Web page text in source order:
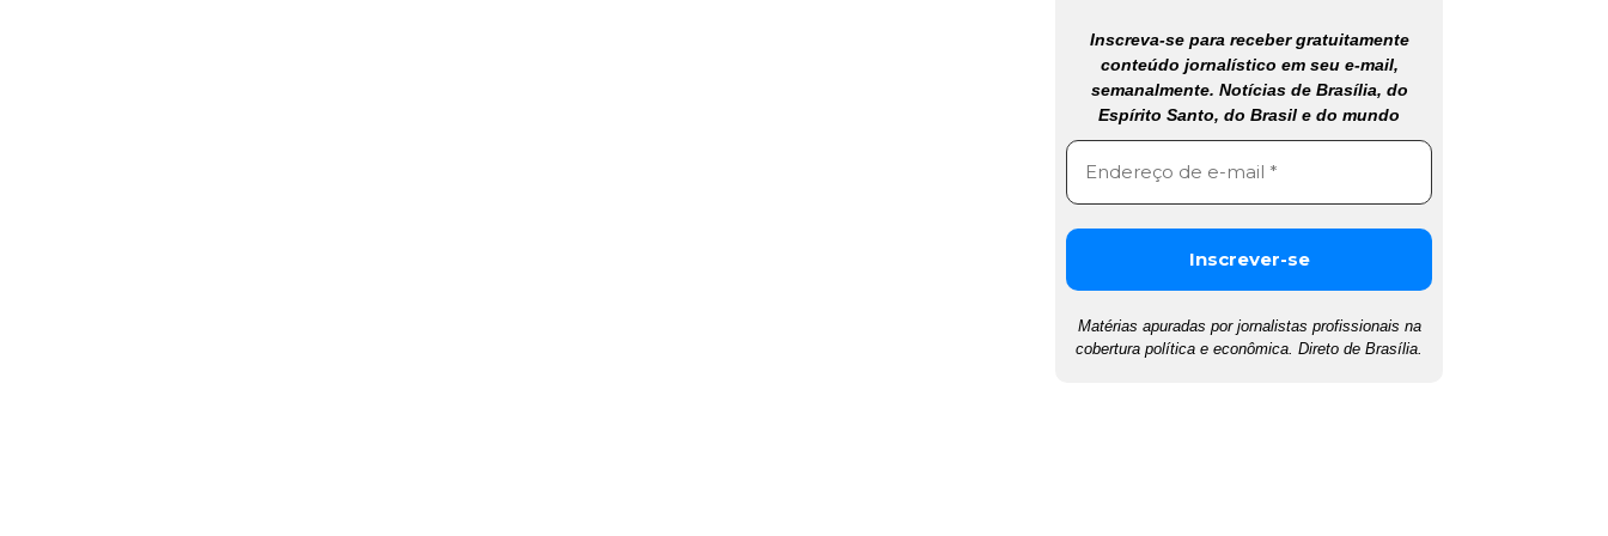
Inscreva-se para receber gratuitamente
conteúdo jornalístico em seu e-mail,
semanalmente. Notícias de Brasília, do
Espírito Santo, do Brasil e do mundo
Matérias apuradas por jornalistas profissionais na
cobertura política e econômica. Direto de Brasília.